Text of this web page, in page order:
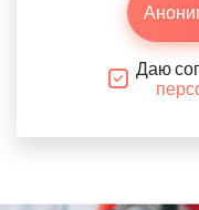
Даю